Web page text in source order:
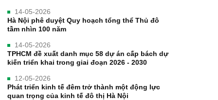
14-05-2026
Hà Nội phê duyệt Quy hoạch tổng thể Thủ đô
tầm nhìn 100 năm
14-05-2026
TPHCM đề xuất danh mục 58 dự án cấp bách dự
kiến triển khai trong giai đoạn 2026 - 2030
12-05-2026
Phát triển kinh tế đêm trở thành một động lực
quan trọng của kinh tế đô thị Hà Nội